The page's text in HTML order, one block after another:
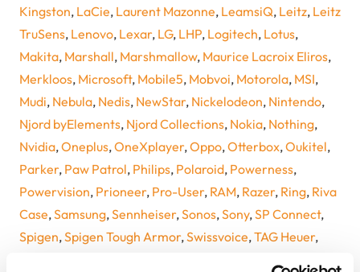
Kingston, LaCie, Laurent Mazonne, LeamsiQ, Leitz, Leitz
TruSens, Lenovo, Lexar, LG, LHP, Logitech, Lotus,
Makita, Marshall, Marshmallow, Maurice Lacroix Eliros,
Merkloos, Microsoft, Mobile5, Mobvoi, Motorola, MSI,
Mudi, Nebula, Nedis, NewStar, Nickelodeon, Nintendo,
Njord byElements, Njord Collections, Nokia, Nothing,
Nvidia,Oneplus,OneXplayer,Oppo,Otterbox,Oukitel,
Parker, Paw Patrol, Philips, Polaroid, Powerness,
Powervision, Prioneer, Pro-User, RAM, Razer, Ring, Riva
Case,Samsung,Sennheiser,Sonos,Sony,SP Connect,
Spigen,Spigen Tough Armor,Swissvoice,TAG Heuer,